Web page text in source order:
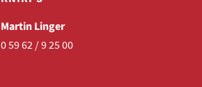
Martin Linger
0 59 62 / 9 25 00